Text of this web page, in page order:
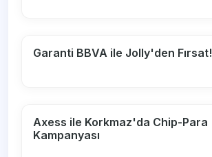
Garanti BBVA ile Jolly'den Fırsat!
Axess ile Korkmaz'da Chip-Para
Kampanyası